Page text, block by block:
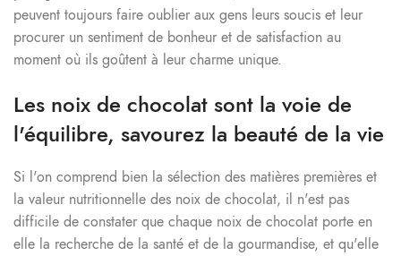
peuvent toujours faire oublier aux gens leurs soucis et leur
procurer un sentiment de bonheur et de satisfaction au
moment où ils goûtent à leur charme unique.
Les noix de chocolat sont la voie de
l'équilibre, savourez la beauté de la vie
Si l'on comprend bien la sélection des matières premières et
la valeur nutritionnelle des noix de chocolat, il n'est pas
difficile de constater que chaque noix de chocolat porte en
elle la recherche de la santé et de la gourmandise, et qu'elle